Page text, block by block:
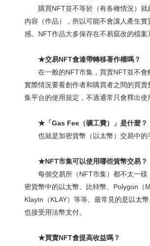
購買NFT並不等於（有各種情況）就
內容（作品），所以可能不會讓人產生實
感。NFT作品大多保存在不易竄改的檔案
★交易NFT會連帶轉移著作權嗎？
在一般的NFT市集，買賣NFT並不會
實際情況要看創作者和購買者之間的買賣
集平台的使用規定，不過通常只會釋出使
★「Gas Fee（礦工費）」是什麼？
也就是加密貨幣（以太幣）交易中的
★NFT市集可以使用哪些貨幣交易？
每個交易所（NFT市集）都不太一樣
密貨幣中的以太幣、比特幣、Polygon（
Klaytn（KLAY）等等。最常見的是以太
也接受用法幣支付。
★買賣NFT會提高收益嗎？